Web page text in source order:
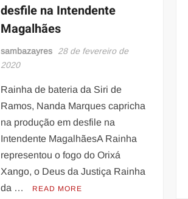
desfile na Intendente
Magalhães
sambazayres
28 de fevereiro de
2020
Rainha de bateria da Siri de
Ramos, Nanda Marques capricha
na produção em desfile na
Intendente MagalhãesA Rainha
representou o fogo do Orixá
Xango, o Deus da Justiça Rainha
da …
READ MORE